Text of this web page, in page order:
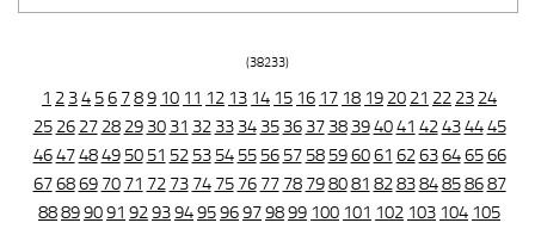
(38233)
1 2 34 56 789 10 11 12 13 14 15 16 17 18 19 20 21 22 23 24
25 26 27 28 29 30 31 32 33 34 35 36 37 38 394041 42434445
46474849 50 51 52 53 54 55 56 57 58 596061 6263646566
676869 70 71 72 73 74 75 76 77 78 798081 828384858687
88899091 9293949596979899 100 101 102 103 104 105